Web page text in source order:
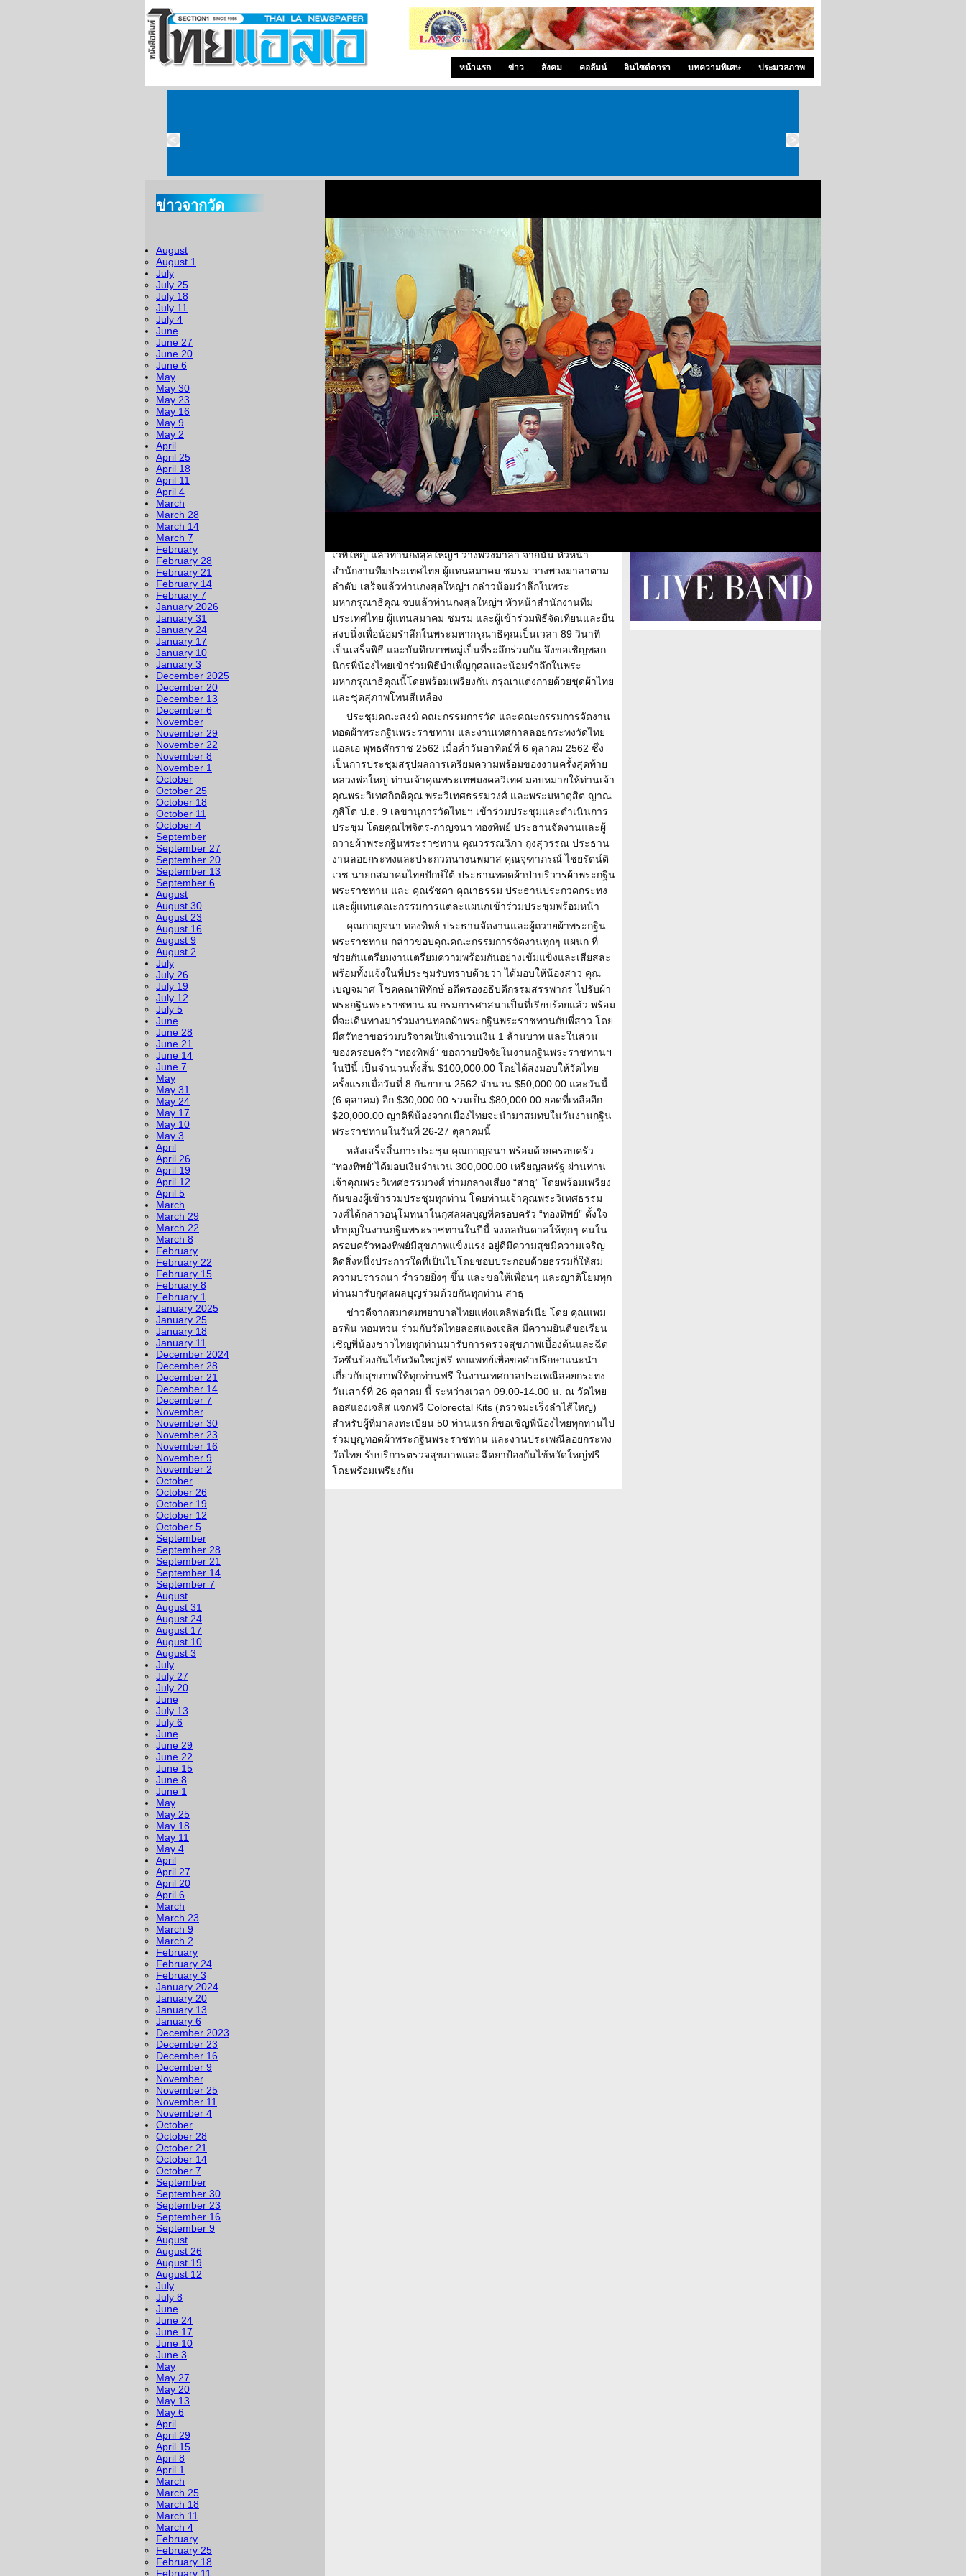
หน้าแรก ข่าว สังคม คอลัมน์ อินไซด์ดารา บทความพิเศษ ประมวลภาพ
ข่าวจากวัด
August
August 1
July
July 25
July 18
July 11
July 4
June
June 27
June 20
June 6
May
May 30
May 23
May 16
May 9
May 2
April
April 25
April 18
April 11
April 4
March
March 28
March 14
March 7
February
February 28
February 21
February 14
February 7
January 2026
January 31
January 24
January 17
January 10
January 3
December 2025
December 20
December 13
December 6
November
November 29
November 22
November 8
November 1
October
October 25
October 18
October 11
October 4
September
September 27
September 20
September 13
September 6
August
August 30
August 23
August 16
August 9
August 2
July
July 26
July 19
July 12
July 5
June
June 28
June 21
June 14
June 7
May
May 31
May 24
May 17
May 10
May 3
April
April 26
April 19
April 12
April 5
March
March 29
March 22
March 8
February
February 22
February 15
February 8
February 1
January 2025
January 25
January 18
January 11
December 2024
December 28
December 21
December 14
December 7
November
November 30
November 23
November 16
November 9
November 2
October
October 26
October 19
October 12
October 5
September
September 28
September 21
September 14
September 7
August
August 31
August 24
August 17
August 10
August 3
July
July 27
July 20
June
July 13
July 6
June
June 29
June 22
June 15
June 8
June 1
May
May 25
May 18
May 11
May 4
April
April 27
April 20
April 6
March
March 23
March 9
March 2
February
February 24
February 3
January 2024
January 20
January 13
January 6
December 2023
December 23
December 16
December 9
November
November 25
November 11
November 4
October
October 28
October 21
October 14
October 7
September
September 30
September 23
September 16
September 9
August
August 26
August 19
August 12
July
July 8
June
June 24
June 17
June 10
June 3
May
May 27
May 20
May 13
May 6
April
April 29
April 15
April 8
April 1
March
March 25
March 18
March 11
March 4
February
February 25
February 18
February 11
ข่าวจากวัด 12 ตุลาคม 2562
สถานกงสุลใหญ่ ณ นครลอสแอนเจลิส ร่วมกับวัดไทย
ลอสแองเจลิส กำหนดจัดพิธีบำเพ็ญกุศลและกิจกรรมน้อมรำลึก
เนื่องในวันคล้ายวันสวรรคต พระบาทสมเด็จพระบรมชนกาธิเบศร
มหาภูมิพลอดุลยเดชมหาราช บรมนาถบพิตร ในวันอาทิตย์ที่ 13
ตุลาคม 2562 เวลา 17.00 น. เป็นต้นไป ณ เวทีใหญ่หน้ากุฏิ 1 วัด
ไทยฯ โดยพิธีเริ่มขึ้นหลังจากท่านกงสุลใหญ่ ณ นครลอสแอนเจลิส
หัวหน้าสำนักงานทีมประเทศไทย ข้าราชการ เจ้าหน้าที่ ผู้แทน
สมาคม ชมรม และผู้เข้าร่วมพิธี พร้อมกัน ณ บริเวณหน้าเวทีใหญ่
เมื่อพระสงฆ์ 10 รูป ขึ้นสู่อาสนสงฆ์เป็นที่เรียบร้อยแล้ว ท่านกงสุล
ใหญ่ ณ นครลอสแอนเจลิส จุดธูปเทียนบูชาพระรัตนตรัย และจุด
ธูปเทียนเครื่องทองน้อยหน้าพระบรมฉายาลักษณ์ พระบาทสมเด็จ
พระบรมชนกาธิเบศร มหาภูมิพลอดุลยเดชมหาราช บรมนาถบพิตร
แล้วหลวงพ่อใหญ่ ท่านเจ้าคุณพระเทพมงคลวิเทศ และพระสงฆ์วัด
ไทยฯ 10 รูป เจริญพระพุทธมนต์
เวลา 18.00 น. เป็นพิธีวางพวงมาลา และพิธีจุดเทียนเพื่อน้อม
รำลึกในพระมหากรุณาธิคุณ โดยท่านกงสุลใหญ่ ณ นครลอสแอน
เวทีใหญ่ แล้วท่านกงสุลใหญ่ฯ วางพวงมาลา จากนั้น หัวหน้า
สำนักงานทีมประเทศไทย ผู้แทนสมาคม ชมรม วางพวงมาลาตาม
ลำดับ เสร็จแล้วท่านกงสุลใหญ่ฯ กล่าวน้อมรำลึกในพระ
มหากรุณาธิคุณ จบแล้วท่านกงสุลใหญ่ฯ หัวหน้าสำนักงานทีม
ประเทศไทย ผู้แทนสมาคม ชมรม และผู้เข้าร่วมพิธีจัดเทียนและยืน
สงบนิ่งเพื่อน้อมรำลึกในพระมหากรุณาธิคุณเป็นเวลา 89 วินาที
เป็นเสร็จพิธี และบันทึกภาพหมู่เป็นที่ระลึกร่วมกัน จึงขอเชิญพสก
นิกรพี่น้องไทยเข้าร่วมพิธีบำเพ็ญกุศลและน้อมรำลึกในพระ
มหากรุณาธิคุณนี้โดยพร้อมเพรียงกัน กรุณาแต่งกายด้วยชุดผ้าไทย
และชุดสุภาพโทนสีเหลือง
ประชุมคณะสงฆ์ คณะกรรมการวัด และคณะกรรมการจัดงาน
ทอดผ้าพระกฐินพระราชทาน และงานเทศกาลลอยกระทงวัดไทย
แอลเอ พุทธศักราช 2562 เมื่อค่ำวันอาทิตย์ที่ 6 ตุลาคม 2562 ซึ่ง
เป็นการประชุมสรุปผลการเตรียมความพร้อมของงานครั้งสุดท้าย
หลวงพ่อใหญ่ ท่านเจ้าคุณพระเทพมงคลวิเทศ มอบหมายให้ท่านเจ้า
คุณพระวิเทศกิตติคุณ พระวิเทศธรรมวงศ์ และพระมหาดุสิต ญาณ
ภูสิโต ป.ธ. 9 เลขานุการวัดไทยฯ เข้าร่วมประชุมและดำเนินการ
ประชุม โดยคุณไพจิตร-กาญจนา ทองทิพย์ ประธานจัดงานและผู้
ถวายผ้าพระกฐินพระราชทาน คุณวรรณวิภา ถุงสุวรรณ ประธาน
งานลอยกระทงและประกวดนางนพมาส คุณจุฑาภรณ์ ไชยรัตน์ติ
เวช นายกสมาคมไทยปักษ์ใต้ ประธานทอดผ้าป่าบริวารผ้าพระกฐิน
พระราชทาน และ คุณรัชดา คุณาธรรม ประธานประกวดกระทง
และผู้แทนคณะกรรมการแต่ละแผนกเข้าร่วมประชุมพร้อมหน้า
คุณกาญจนา ทองทิพย์ ประธานจัดงานและผู้ถวายผ้าพระกฐิน
พระราชทาน กล่าวขอบคุณคณะกรรมการจัดงานทุกๆ แผนก ที่
ช่วยกันเตรียมงานเตรียมความพร้อมกันอย่างเข้มแข็งและเสียสละ
พร้อมทั้งแจ้งในที่ประชุมรับทราบด้วยว่า ได้มอบให้น้องสาว คุณ
เบญจมาศ โชคคณาพิทักษ์ อดีตรองอธิบดีกรรมสรรพากร ไปรับผ้า
พระกฐินพระราชทาน ณ กรมการศาสนาเป็นที่เรียบร้อยแล้ว พร้อม
ที่จะเดินทางมาร่วมงานทอดผ้าพระกฐินพระราชทานกับพี่สาว โดย
มีศรัทธาขอร่วมบริจาคเป็นจำนวนเงิน 1 ล้านบาท และในส่วน
ของครอบครัว “ทองทิพย์” ขอถวายปัจจัยในงานกฐินพระราชทานฯ
ในปีนี้ เป็นจำนวนทั้งสิ้น $100,000.00 โดยได้ส่งมอบให้วัดไทย
ครั้งแรกเมื่อวันที่ 8 กันยายน 2562 จำนวน $50,000.00 และวันนี้
(6 ตุลาคม) อีก $30,000.00 รวมเป็น $80,000.00 ยอดที่เหลืออีก
$20,000.00 ญาติพี่น้องจากเมืองไทยจะนำมาสมทบในวันงานกฐิน
พระราชทานในวันที่ 26-27 ตุลาคมนี้
หลังเสร็จสิ้นการประชุม คุณกาญจนา พร้อมด้วยครอบครัว
“ทองทิพย์”ได้มอบเงินจำนวน 300,000.00 เหรียญสหรัฐ ผ่านท่าน
เจ้าคุณพระวิเทศธรรมวงศ์ ท่ามกลางเสียง “สาธุ” โดยพร้อมเพรียง
กันของผู้เข้าร่วมประชุมทุกท่าน โดยท่านเจ้าคุณพระวิเทศธรรม
วงศ์ได้กล่าวอนุโมทนาในกุศลผลบุญที่ครอบครัว “ทองทิพย์” ตั้งใจ
ทำบุญในงานกฐินพระราชทานในปีนี้ จงดลบันดาลให้ทุกๆ คนใน
ครอบครัวทองทิพย์มีสุขภาพแข็งแรง อยู่ดีมีความสุขมีความเจริญ
คิดสิ่งหนึ่งประการใดที่เป็นไปโดยชอบประกอบด้วยธรรมก็ให้สม
ความปรารถนา ร่ำรวยยิ่งๆ ขึ้น และขอให้เพื่อนๆ และญาติโยมทุก
ท่านมารับกุศลผลบุญร่วมด้วยกันทุกท่าน สาธุ
ข่าวดีจากสมาคมพยาบาลไทยแห่งแคลิฟอร์เนีย โดย คุณแพม
อรพิน หอมหวน ร่วมกับวัดไทยลอสแองเจลิส มีความยินดีขอเรียน
เชิญพี่น้องชาวไทยทุกท่านมารับการตรวจสุขภาพเบื้องต้นและฉีด
วัคซีนป้องกันไข้หวัดใหญ่ฟรี พบแพทย์เพื่อขอคำปรึกษาแนะนำ
เกี่ยวกับสุขภาพให้ทุกท่านฟรี ในงานเทศกาลประเพณีลอยกระทง
วันเสาร์ที่ 26 ตุลาคม นี้ ระหว่างเวลา 09.00-14.00 น. ณ วัดไทย
ลอสแองเจลิส แจกฟรี Colorectal Kits (ตรวจมะเร็งลำไส้ใหญ่)
สำหรับผู้ที่มาลงทะเบียน 50 ท่านแรก ก็ขอเชิญพี่น้องไทยทุกท่านไป
ร่วมบุญทอดผ้าพระกฐินพระราชทาน และงานประเพณีลอยกระทง
วัดไทย รับบริการตรวจสุขภาพและฉีดยาป้องกันไข้หวัดใหญ่ฟรี
โดยพร้อมเพรียงกัน